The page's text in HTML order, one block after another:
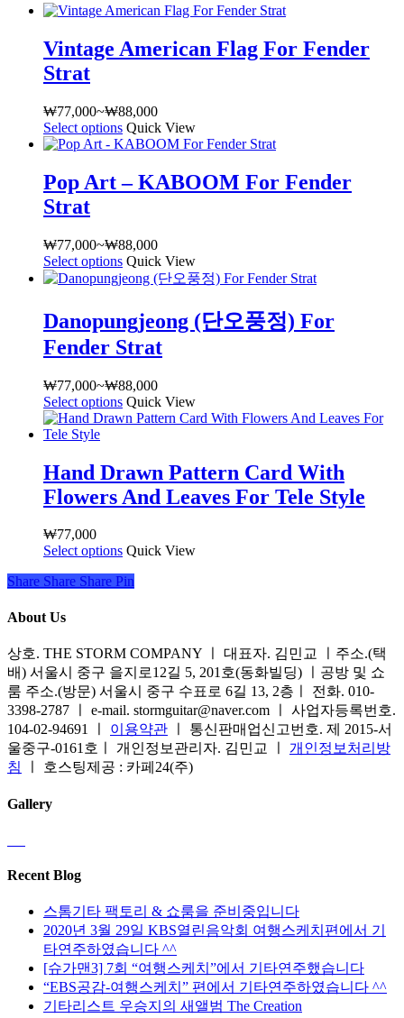
Vintage American Flag For Fender
Strat
₩77,000~₩88,000가
격
범
₩77,000~₩88,000
Select options 여
러
품
이
이
상
에
있
습
다.
상
이
지
에
옵
을
수
있
습
니
다
Quick View
Pop Art – KABOOM For Fender
Strat
₩77,000~₩88,000가
격
범
₩77,000~₩88,000
Select options 여
러
품
옵
션
이
상
있
습
니
상
페
서
옵
션
을
선
택
할
Quick View
Danopungjeong (단오풍정) For
Fender Strat
₩77,000~₩88,000가
격
범
Select options 여
러
옵
션
상
품
에
니
다.
상
품
페
이
지
할
수
있
습
니
다
Quick View
Hand Drawn Pattern Card With
Flowers And Leaves For Tele Style
₩77,000
Select options 여
러
상
션
이
이
상
품
에
있
습
지
에
서
옵
션
을
Quick View
Share
Share Share Share Pin
About Us
상호. THE STORM COMPANY ㅣ 대표자. 김민교 ㅣ주소.(택
배) 서울시 중구 을지로12길 5, 201호(동화빌딩) ㅣ공방 및 쇼
룸 주소.(방문) 서울시 중구 수표로 6길 13, 2층ㅣ 전화. 010-
3398-2787 ㅣ e-mail. stormguitar@naver.com ㅣ 사업자등록번호.
104-02-94691 ㅣ 이용약관 ㅣ 통신판매업신고번호. 제 2015-서
울중구-0161호ㅣ 개인정보관리자. 김민교 ㅣ 개인정보처리방
침
ㅣ 호스팅제공 : 카페24(주)
Gallery
Recent Blog
스톰기타 팩토리 & 쇼룸을 준비중입니다
2020년 3월 29일 KBS열린음악회 여행스케치편에서 기
타연주하였습니다 ^^
[슈가맨3] 7회 “여행스케치”에서 기타연주했습니다
“EBS공감-여행스케치” 편에서 기타연주하였습니다 ^^
기타리스트 우승지의 새앨범 The Creation